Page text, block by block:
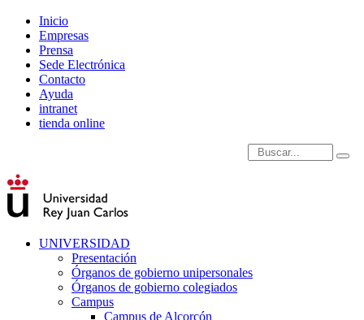
Inicio
Empresas
Prensa
Sede Electrónica
Contacto
Ayuda
intranet
tienda online
Introduce términos de
UNIVERSIDAD
Presentación
Órganos de gobierno unipersonales
Órganos de gobierno colegiados
Campus
Campus de Alcorcón